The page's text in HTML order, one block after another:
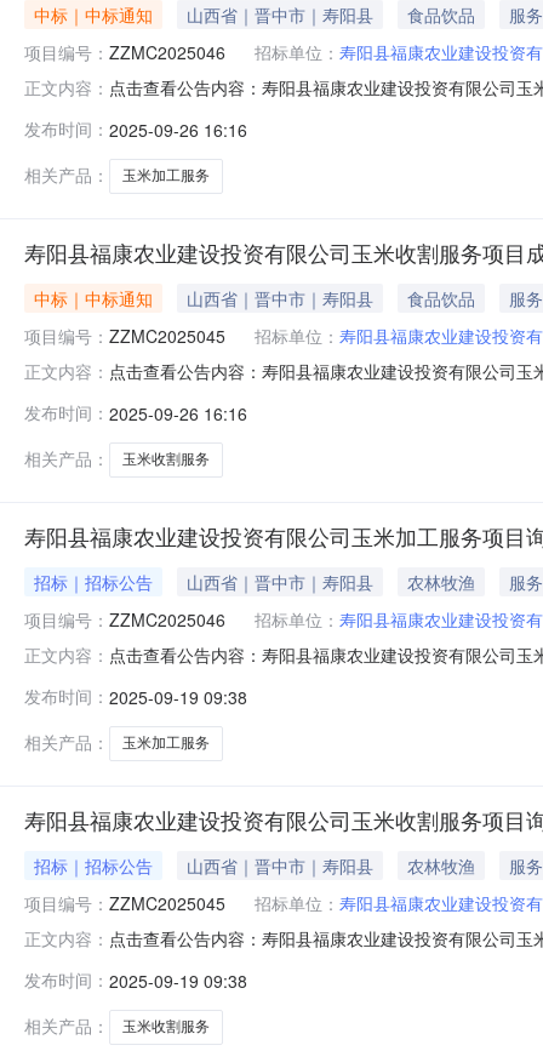
中标｜中标通知 山西省｜晋中市｜寿阳县 食品饮品
服务
项目编号： ZZMC2025046 招标单位： 寿阳县福康农业建设投资
正文内容： 点击查看公告内容：寿阳县福康农业建设投资有限公司
比采购，询比采购小组依据询比采购文件确定的询比办
发布时间： 2025-09-26 16:16
相关产品：
玉米加工服务
寿阳县福康农业建设投资有限公司玉米收割服务项目
中标｜中标通知 山西省｜晋中市｜寿阳县 食品饮品
服务
项目编号： ZZMC2025045 招标单位： 寿阳县福康农业建设投资
正文内容： 点击查看公告内容：寿阳县福康农业建设投资有限公司
比采购，询比采购小组依据询比采购文件确定的询比办
发布时间： 2025-09-26 16:16
相关产品：
玉米收割服务
寿阳县福康农业建设投资有限公司玉米加工服务项目
招标｜招标公告 山西省｜晋中市｜寿阳县 农林牧渔
服务
项目编号： ZZMC2025046 招标单位： 寿阳县福康农业建设投资
正文内容： 点击查看公告内容：寿阳县福康农业建设投资有限公司
寿阳县福康农业建设投资有限公司玉米加工服务项目。
发布时间： 2025-09-19 09:38
相关产品：
玉米加工服务
寿阳县福康农业建设投资有限公司玉米收割服务项目
招标｜招标公告 山西省｜晋中市｜寿阳县 农林牧渔
服务
项目编号： ZZMC2025045 招标单位： 寿阳县福康农业建设投资
正文内容： 点击查看公告内容：寿阳县福康农业建设投资有限公司
寿阳县福康农业建设投资有限公司玉米收割服务项目。
发布时间： 2025-09-19 09:38
相关产品：
玉米收割服务